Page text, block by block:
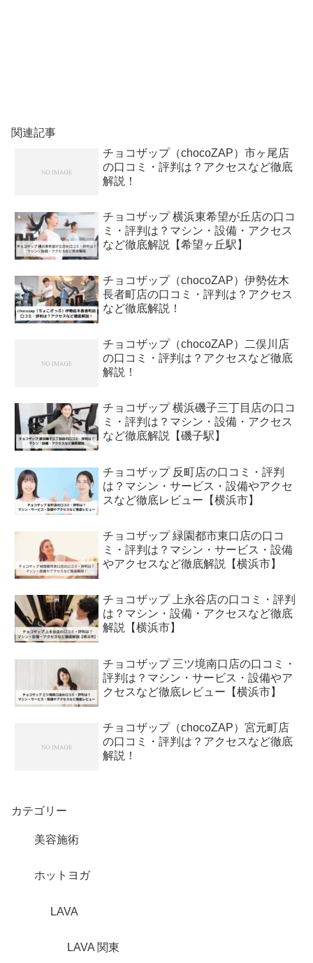
関連記事
チョコザップ（chocoZAP）市ヶ尾店
の口コミ・評判は？アクセスなど徹底
解説！
チョコザップ 横浜東希望が丘店の口コ
ミ・評判は？マシン・設備・アクセス
など徹底解説【希望ヶ丘駅】
チョコザップ（chocoZAP）伊勢佐木
長者町店の口コミ・評判は？アクセス
など徹底解説！
チョコザップ（chocoZAP）二俣川店
の口コミ・評判は？アクセスなど徹底
解説！
チョコザップ 横浜磯子三丁目店の口コ
ミ・評判は？マシン・設備・アクセス
など徹底解説【磯子駅】
チョコザップ 反町店の口コミ・評判
は？マシン・サービス・設備やアクセ
スなど徹底レビュー【横浜市】
チョコザップ 緑園都市東口店の口コ
ミ・評判は？マシン・サービス・設備
やアクセスなど徹底解説【横浜市】
チョコザップ 上永谷店の口コミ・評判
は？マシン・設備・アクセスなど徹底
解説【横浜市】
チョコザップ 三ツ境南口店の口コミ・
評判は？マシン・サービス・設備やア
クセスなど徹底レビュー【横浜市】
チョコザップ（chocoZAP）宮元町店
の口コミ・評判は？アクセスなど徹底
解説！
カテゴリー
美容施術
ホットヨガ
LAVA
LAVA 関東